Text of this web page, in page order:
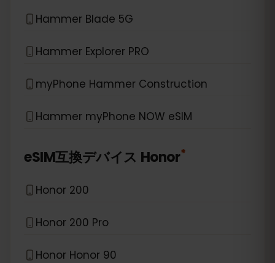
Hammer Blade 5G
Hammer Explorer PRO
myPhone Hammer Construction
Hammer myPhone NOW eSIM
eSIM互換デバイス Honor*
Honor 200
Honor 200 Pro
Honor Honor 90